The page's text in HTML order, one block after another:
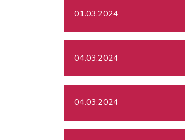
01.03.2024
04.03.2024
04.03.2024